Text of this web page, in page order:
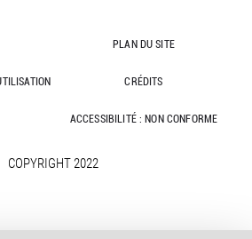
PLAN DU SITE
CRÉDITS
ACCESSIBILITÉ : NON CONFORME
COPYRIGHT 2022